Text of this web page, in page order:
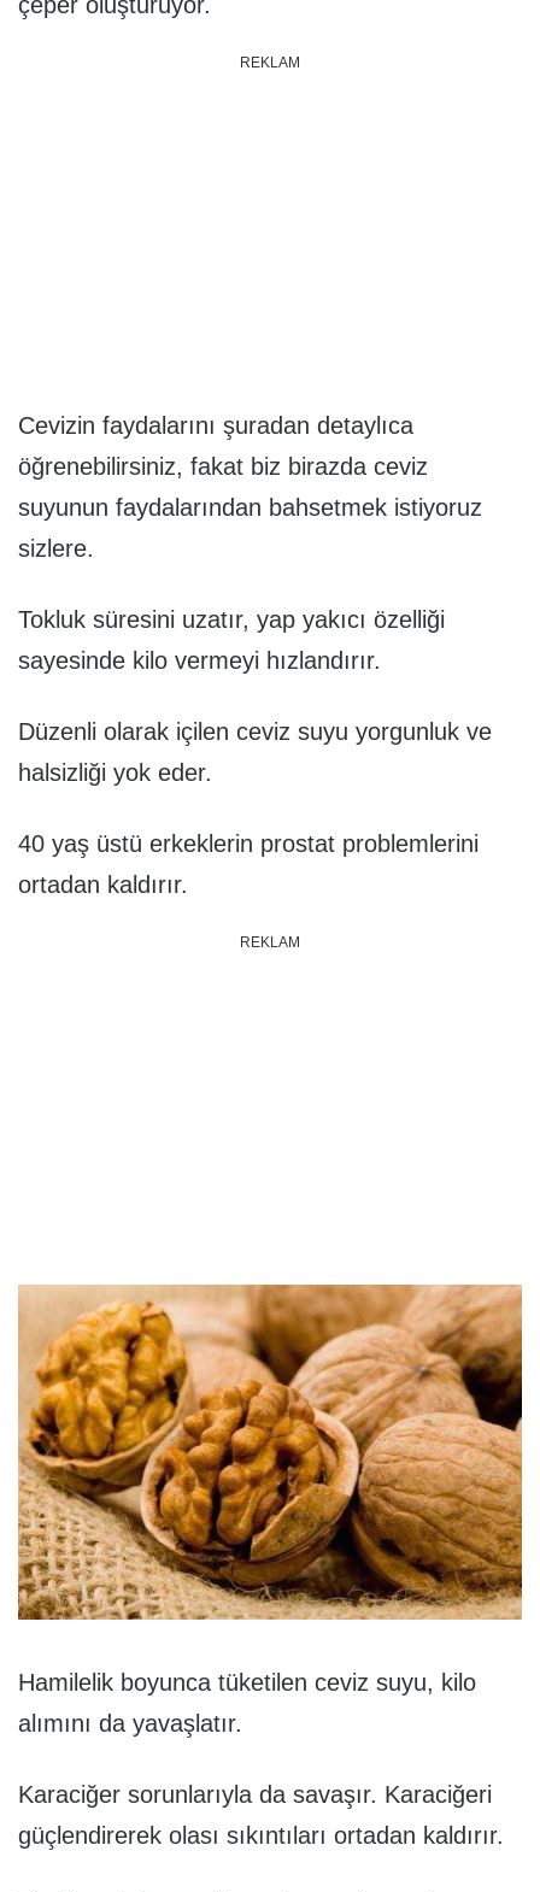
REKLAM
Cevizin faydalarını şuradan detaylıca
öğrenebilirsiniz, fakat biz birazda ceviz
suyunun faydalarından bahsetmek istiyoruz
sizlere.
Tokluk süresini uzatır, yap yakıcı özelliği
sayesinde kilo vermeyi hızlandırır.
Düzenli olarak içilen ceviz suyu yorgunluk ve
halsizliği yok eder.
40 yaş üstü erkeklerin prostat problemlerini
ortadan kaldırır.
REKLAM
Hamilelik boyunca tüketilen ceviz suyu, kilo
alımını da yavaşlatır.
Karaciğer sorunlarıyla da savaşır. Karaciğeri
güçlendirerek olası sıkıntıları ortadan kaldırır.